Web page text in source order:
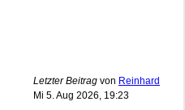
Letzter Beitrag von Reinhard
Mi 5. Aug 2026, 19:23